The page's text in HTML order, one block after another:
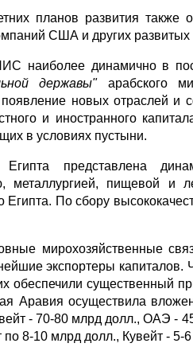
планов развития
США и других развитых
наиболее динамично в
державы"арабского
новых отраслей и
и иностранного
в условиях пустыни.
Египта представлена
металлургией, пищевой и
Египта. По сбору
мирохозяйственные
экспортеры
обеспечили существенный
Аравия осуществила
- 70-80 млрд долл., ОАЭ -
по 8-10 млрд долл., Кувейт -